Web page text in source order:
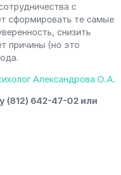
с
сформировать те самые
снизить
причины (но это
Александрова О.А.
(812) 642-47-02 или